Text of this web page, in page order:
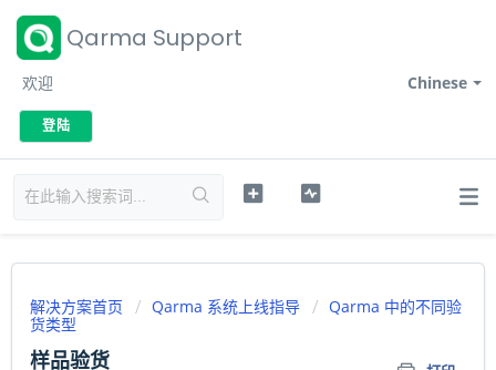
Qarma Support
Chinese
欢迎
登陆
解决方案首页 Qarma 系统上线指导
Qarma 中的不同验
货类型
样品验货